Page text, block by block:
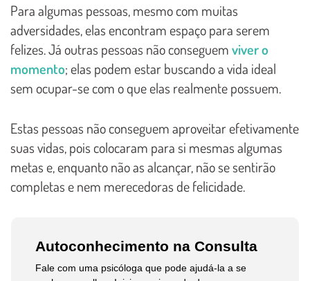
Para algumas pessoas, mesmo com muitas
adversidades, elas encontram espaço para serem
felizes. Já outras pessoas não conseguemviver o
momento; elas podem estar buscando a vida ideal
sem ocupar-se com o que elas realmente possuem.
Estas pessoas não conseguem aproveitar efetivamente
suas vidas, pois colocaram para si mesmas algumas
metas e, enquanto não as alcançar, não se sentirão
completas e nem merecedoras de felicidade.
Autoconhecimento na Consulta
Fale com uma psicóloga que pode ajudá-la a se